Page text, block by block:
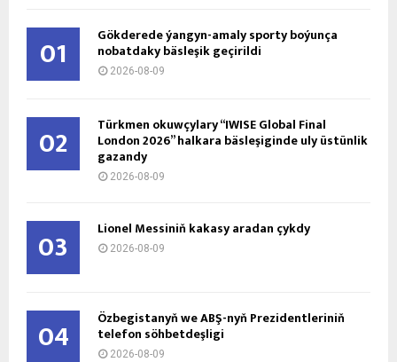
01 Gökderede ýangyn-amaly sporty boýunça
nobatdaky bäsleşik geçirildi
2026-08-09
02 Türkmen okuwçylary “IWISE Global Final
London 2026” halkara bäsleşiginde uly üstünlik
gazandy
2026-08-09
03 Lionel Messiniň kakasy aradan çykdy
2026-08-09
04 Özbegistanyň we ABŞ-nyň Prezidentleriniň
telefon söhbetdeşligi
2026-08-09